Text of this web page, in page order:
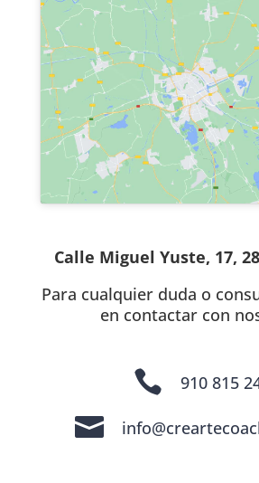
Calle Miguel Yuste, 17,
Para cualquier duda o
en contactar con
 910 815
